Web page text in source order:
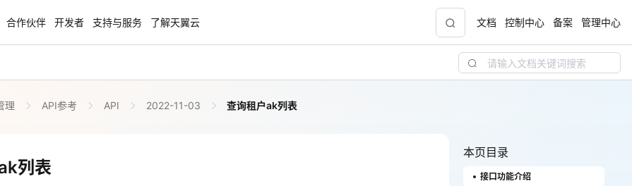
NEW 聚力AI赋能 天翼云大模型专项
案
合作伙伴 开发者 支持与服务 了解天翼云 文档 控制中心 备案 管理中心
理 API参考 API 2022-11-03 查询租户ak列表
列表
本页目录
接口功能介绍